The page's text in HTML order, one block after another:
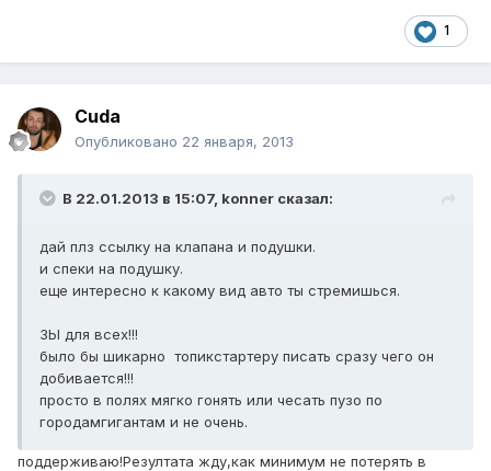
1
Cuda
Опубликовано 22 января, 2013
В 22.01.2013 в 15:07, konner сказал:
дай плз ссылку на клапана и подушки.
и спеки на подушку.
еще интересно к какому вид авто ты стремишься.
ЗЫ для всех!!!
было бы шикарно топикстартеру писать сразу чего он
добивается!!!
просто в полях мягко гонять или чесать пузо по
городамгигантам и не очень.
поддерживаю!Резултата жду,как минимум не потерять в